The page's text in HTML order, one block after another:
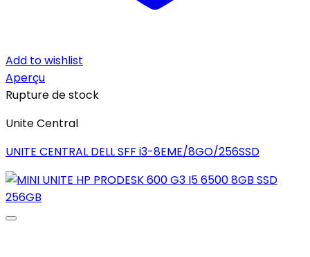
Add to wishlist
Aperçu
Rupture de stock
Unite Central
UNITE CENTRAL DELL SFF i3-8EME/8GO/256SSD